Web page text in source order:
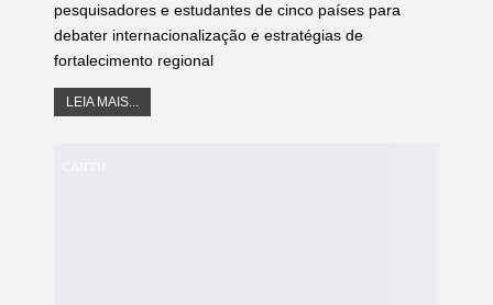
pesquisadores e estudantes de cinco países para
debater internacionalização e estratégias de
fortalecimento regional
LEIA MAIS...